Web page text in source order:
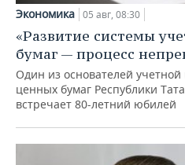
Экономика 05 авг, 08:30
«Развитие системы
бумаг — процесс
Один из основателей
ценных бумаг Республики
встречает 80-летний юбилей